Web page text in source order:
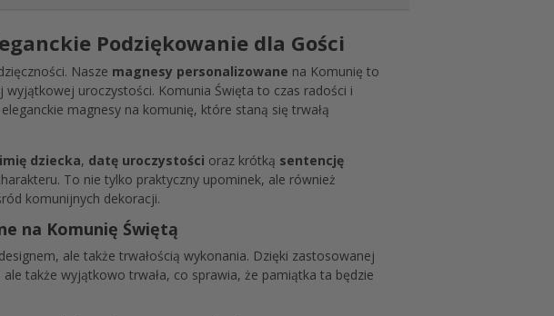
Podziękowanie dla Gości
Nasze magnesy personalizowane na Komunię to
uroczystości. Komunia Święta to czas radości i
magnesy na komunię, które staną się trwałą
imię dziecka, datę uroczystości oraz krótką sentencję
To nie tylko praktyczny upominek, ale również
komunijnych dekoracji.
na Komunię Świętą
ale także trwałością wykonania. Dzięki zastosowanej
także wyjątkowo trwała, co sprawia, że pamiątka ta będzie